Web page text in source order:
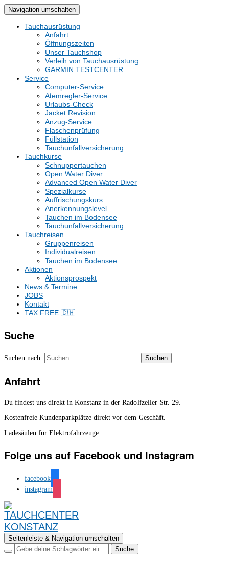
Navigation umschalten
Tauchausrüstung
Anfahrt
Öffnungszeiten
Unser Tauchshop
Verleih von Tauchausrüstung
GARMIN TESTCENTER
Service
Computer-Service
Atemregler-Service
Urlaubs-Check
Jacket Revision
Anzug-Service
Flaschenprüfung
Füllstation
Tauchunfallversicherung
Tauchkurse
Schnuppertauchen
Open Water Diver
Advanced Open Water Diver
Spezialkurse
Auffrischungskurs
Anerkennungslevel
Tauchen im Bodensee
Tauchunfallversicherung
Tauchreisen
Gruppenreisen
Individualreisen
Tauchen im Bodensee
Aktionen
Aktionsprospekt
News & Termine
JOBS
Kontakt
TAX FREE 🇨🇭
Suche
Suchen nach:
Anfahrt
Du findest uns direkt in Konstanz in der Radolfzeller Str. 29.
Kostenfreie Kundenparkplätze direkt vor dem Geschäft.
Ladesäulen für Elektrofahrzeuge
Folge uns auf Facebook und Instagram
facebook
instagram
Seitenleiste & Navigation umschalten